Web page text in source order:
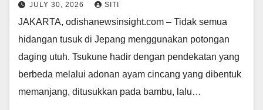
JULY 30, 2026 SITI
JAKARTA, odishanewsinsight.com – Tidak semua
hidangan tusuk di Jepang menggunakan potongan
daging utuh. Tsukune hadir dengan pendekatan yang
berbeda melalui adonan ayam cincang yang dibentuk
memanjang, ditusukkan pada bambu, lalu…